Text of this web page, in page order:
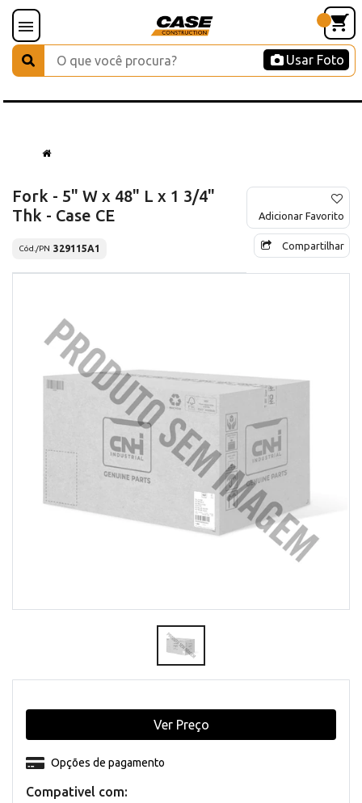
Usar Foto
Fork - 5" W x 48" L x 1 3/4"
Thk - Case CE
Cód./PN 329115A1
Adicionar Favorito
Compartilhar
Compativel com:
Opções de pagamento
Ver Preço